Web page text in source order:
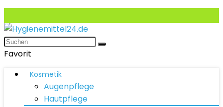
Favorit
Kosmetik
Augenpflege
Hautpflege